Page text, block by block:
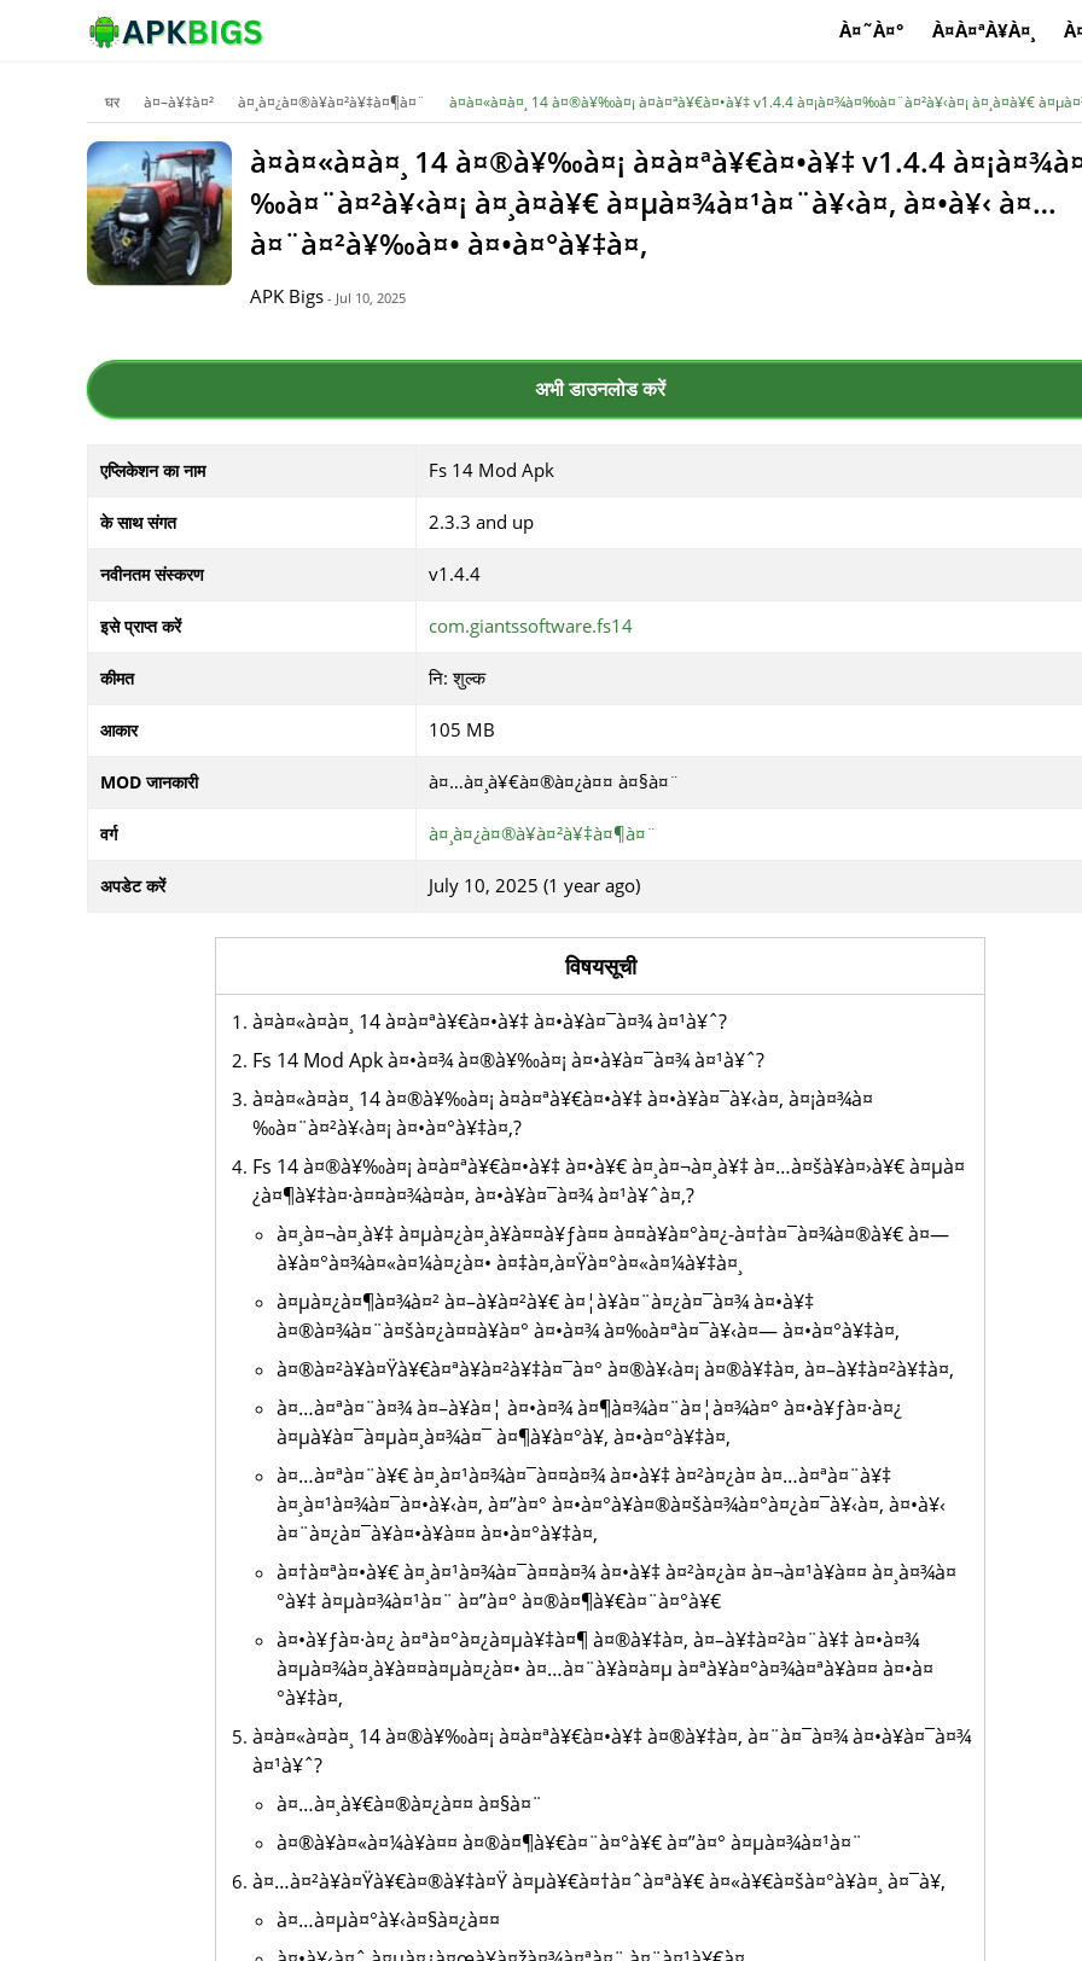
À¤˜À¤° À¤À¤ªÀ¥À¤¸
घर à¤–à¥‡à¤² à¤¸à¤¿à¤®à¥à¤²à¥‡à¤¶à¤¨ à¤à¤«à¤à¤¸ 14 à¤®à¥‰à¤¡ à¤à¤ªà¥€à¤•à¥‡ v1.4.4 à¤¡à¤¾à¤‰à¤¨à¤²à¥‹à¤¡ à¤¸à¤­à¥€
à¤à¤«à¤à¤¸ 14 à¤®à¥‰à¤¡ à¤à¤ªà¥€à¤•à¥‡ v1.4.4
‰à¤¨à¤²à¥‹à¤¡ à¤¸à¤­à¥€ à¤µà¤¾à¤¹à¤¨à¥‹à¤‚ à¤•à¥‹ à¤…
à¤¨à¤²à¥‰à¤• à¤•à¤°à¥‡à¤‚
APK Bigs - Jul 10, 2025
अभी डाउनलोड करें
एप्लिकेशन का नाम Fs 14 Mod Apk
के साथ संगत 2.3.3 and up
नवीनतम संस्करण v1.4.4
इसे प्राप्त करें com.giantssoftware.fs14
कीमत नि: शुल्क
आकार 105 MB
MOD जानकारी à¤…à¤¸à¥€à¤®à¤¿à¤¤ à¤§à¤¨
वर्ग à¤¸à¤¿à¤®à¥à¤²à¥‡à¤¶à¤¨
अपडेट करें July 10, 2025 (1 year ago)
विषयसूची
à¤à¤«à¤à¤¸ 14 à¤à¤ªà¥€à¤•à¥‡ à¤•à¥à¤¯à¤¾ à¤¹à¥ˆ?
Fs 14 Mod Apk à¤•à¤¾ à¤®à¥‰à¤¡ à¤•à¥à¤¯à¤¾ à¤¹à¥ˆ?
à¤à¤«à¤à¤¸ 14 à¤®à¥‰à¤¡ à¤à¤ªà¥€à¤•à¥‡ à¤•à¥à¤¯à¥‹à¤‚ à¤¡à¤¾à¤
‰à¤¨à¤²à¥‹à¤¡ à¤•à¤°à¥‡à¤‚?
Fs 14 à¤®à¥‰à¤¡ à¤à¤ªà¥€à¤•à¥‡ à¤•à¥€ à¤¸à¤¬à¤¸à¥‡ à¤…à¤šà¥à¤›à¥€ à¤µà¤
¿à¤¶à¥‡à¤·à¤¤à¤¾à¤à¤‚ à¤•à¥à¤¯à¤¾ à¤¹à¥ˆà¤‚?
à¤¸à¤¬à¤¸à¥‡ à¤µà¤¿à¤¸à¥à¤¤à¥ƒà¤¤ à¤¤à¥à¤°à¤¿-à¤†à¤¯à¤¾à¤®à¥€ à¤—
à¥à¤°à¤¾à¤«à¤¼à¤¿à¤• à¤‡à¤‚à¤Ÿà¤°à¤«à¤¼à¥‡à¤¸
à¤µà¤¿à¤¶à¤¾à¤² à¤–à¥à¤²à¥€ à¤¦à¥à¤¨à¤¿à¤¯à¤¾ à¤•à¥‡
à¤®à¤¾à¤¨à¤šà¤¿à¤¤à¥à¤° à¤•à¤¾ à¤‰à¤ªà¤¯à¥‹à¤— à¤•à¤°à¥‡à¤‚
à¤®à¤²à¥à¤Ÿà¥€à¤ªà¥à¤²à¥‡à¤¯à¤° à¤®à¥‹à¤¡ à¤®à¥‡à¤‚ à¤–à¥‡à¤²à¥‡à¤‚
à¤…à¤ªà¤¨à¤¾ à¤–à¥à¤¦ à¤•à¤¾ à¤¶à¤¾à¤¨à¤¦à¤¾à¤° à¤•à¥ƒà¤·à¤¿
à¤µà¥à¤¯à¤µà¤¸à¤¾à¤¯ à¤¶à¥à¤°à¥‚ à¤•à¤°à¥‡à¤‚
à¤…à¤ªà¤¨à¥€ à¤¸à¤¹à¤¾à¤¯à¤¤à¤¾ à¤•à¥‡ à¤²à¤¿à¤ à¤…à¤ªà¤¨à¥‡
à¤¸à¤¹à¤¾à¤¯à¤•à¥‹à¤‚ à¤”à¤° à¤•à¤°à¥à¤®à¤šà¤¾à¤°à¤¿à¤¯à¥‹à¤‚ à¤•à¥‹
à¤¨à¤¿à¤¯à¥à¤•à¥à¤¤ à¤•à¤°à¥‡à¤‚
à¤†à¤ªà¤•à¥€ à¤¸à¤¹à¤¾à¤¯à¤¤à¤¾ à¤•à¥‡ à¤²à¤¿à¤ à¤¬à¤¹à¥à¤¤ à¤¸à¤¾à¤
°à¥‡ à¤µà¤¾à¤¹à¤¨ à¤”à¤° à¤®à¤¶à¥€à¤¨à¤°à¥€
à¤•à¥ƒà¤·à¤¿ à¤ªà¤°à¤¿à¤µà¥‡à¤¶ à¤®à¥‡à¤‚ à¤–à¥‡à¤²à¤¨à¥‡ à¤•à¤¾
à¤µà¤¾à¤¸à¥à¤¤à¤µà¤¿à¤• à¤…à¤¨à¥à¤­à¤µ à¤ªà¥à¤°à¤¾à¤ªà¥à¤¤ à¤•à¤
°à¥‡à¤‚
à¤à¤«à¤à¤¸ 14 à¤®à¥‰à¤¡ à¤à¤ªà¥€à¤•à¥‡ à¤®à¥‡à¤‚ à¤¨à¤¯à¤¾ à¤•à¥à¤¯à¤¾
à¤¹à¥ˆ?
à¤…à¤¸à¥€à¤®à¤¿à¤¤ à¤§à¤¨
à¤®à¥à¤«à¤¼à¥à¤¤ à¤®à¤¶à¥€à¤¨à¤°à¥€ à¤”à¤° à¤µà¤¾à¤¹à¤¨
à¤…à¤²à¥à¤Ÿà¥€à¤®à¥‡à¤Ÿ à¤µà¥€à¤†à¤ˆà¤ªà¥€ à¤«à¥€à¤šà¤°à¥à¤¸ à¤¯à¥‚
à¤…à¤µà¤°à¥‹à¤§à¤¿à¤¤